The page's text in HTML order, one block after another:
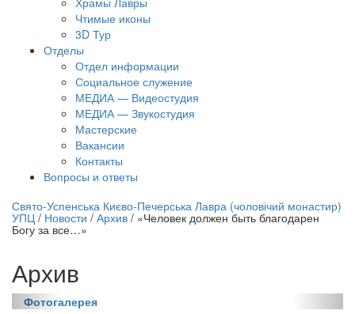
Чтимые иконы
3D Тур
Отделы
Отдел информации
Социальное служение
МЕДИА — Видеостудия
МЕДИА — Звукостудия
Мастерские
Вакансии
Контакты
Вопросы и ответы
трансляция | 12 сентября
трансляции
Свято-Успенська Києво-Печерська Лавра (чоловічий монастир)
УПЦ / Новости / Архив / «Человек должен быть благодарен
Богу за все…»
Архив
Фотогалерея